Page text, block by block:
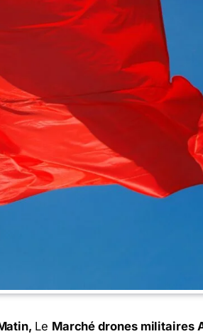
Le Marché drones militaires